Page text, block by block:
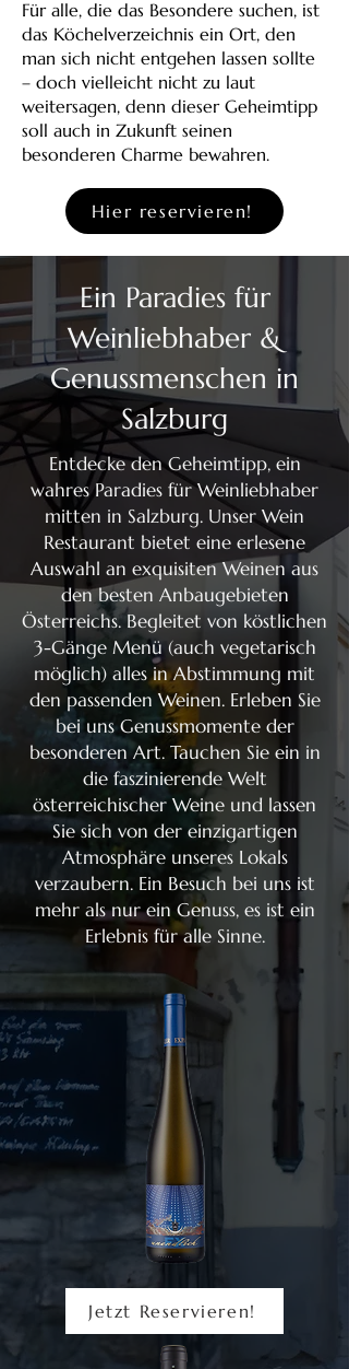
Für alle, die das Besondere suchen, ist
das Köchelverzeichnis ein Ort, den
man sich nicht entgehen lassen sollte
– doch vielleicht nicht zu laut
weitersagen, denn dieser Geheimtipp
soll auch in Zukunft seinen
besonderen Charme bewahren.
Hier reservieren!
Ein Paradies für
Weinliebhaber &
Genussmenschen in
Salzburg
Entdecke den Geheimtipp, ein
wahres Paradies für Weinliebhaber
mitten in Salzburg. Unser Wein
Restaurant bietet eine erlesene
Auswahl an exquisiten Weinen aus
den besten Anbaugebieten
Österreichs. Begleitet von köstlichen
3-Gänge Menü (auch vegetarisch
möglich) alles in Abstimmung mit
den passenden Weinen. Erleben Sie
bei uns Genussmomente der
besonderen Art. Tauchen Sie ein in
die faszinierende Welt
österreichischer Weine und lassen
Sie sich von der einzigartigen
Atmosphäre unseres Lokals
verzaubern. Ein Besuch bei uns ist
mehr als nur ein Genuss, es ist ein
Erlebnis für alle Sinne.
Jetzt Reservieren!